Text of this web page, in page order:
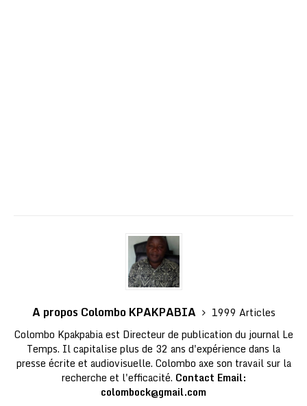
A propos Colombo KPAKPABIA
1999 Articles
Colombo Kpakpabia est Directeur de publication du journal Le
Temps. Il capitalise plus de 32 ans d'expérience dans la
presse écrite et audiovisuelle. Colombo axe son travail sur la
recherche et l'efficacité. Contact Email:
colombock@gmail.com